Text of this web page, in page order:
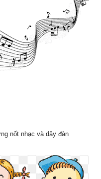
nốt nhạc và dây đàn